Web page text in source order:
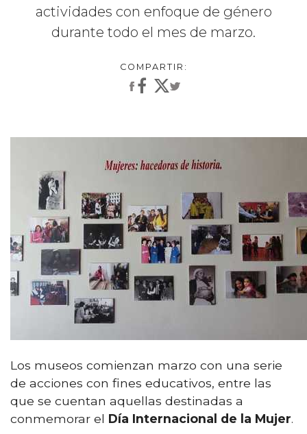
actividades con enfoque de género
durante todo el mes de marzo.
Los museos comienzan marzo con una serie
de acciones con fines educativos, entre las
que se cuentan aquellas destinadas a
conmemorar el Día Internacional de la Mujer.